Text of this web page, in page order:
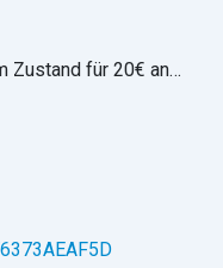
Zustand für 20€ an…